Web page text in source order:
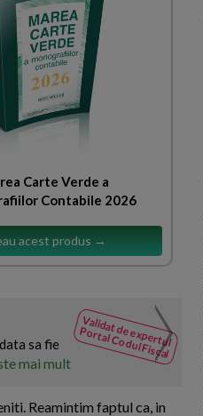
Carte Verde a
Contabile 2026
acest produs →
Validat de expertul
Portal Codul Fiscal
sa fie
mai mult
Reamintim faptul ca, in